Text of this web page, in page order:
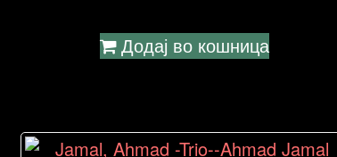
Додај во кошница